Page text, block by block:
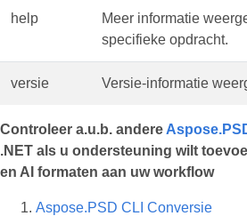
help
Meer informatie
specifieke opdracht.
versie Versie-informatie
Controleer a.u.b. andere
.NET als u ondersteuning wilt
en AI formaten aan uw workflow
Aspose.PSD CLI Conversie